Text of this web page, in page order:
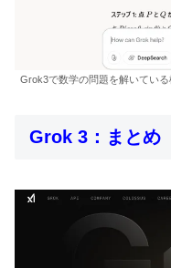
Grok3で数学の問題を解いてい
Grok 3：まとめ